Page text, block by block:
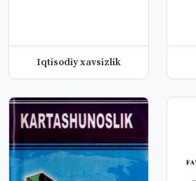
Iqtisodiy xavsizlik